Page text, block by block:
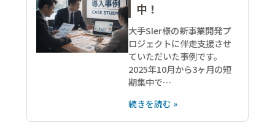
中！
大手SIer様の新事業開発プ
ロジェクトに伴走支援させ
ていただいた事例です。
2025年10月から3ヶ月の短
期集中で…
続きを読む »